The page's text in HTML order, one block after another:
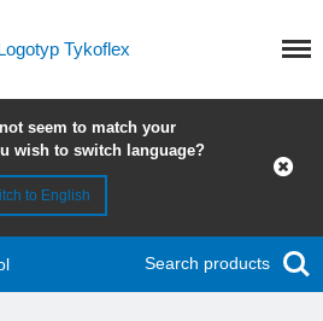
Meny
seem to match your
wish to switch language?
to English
Search products